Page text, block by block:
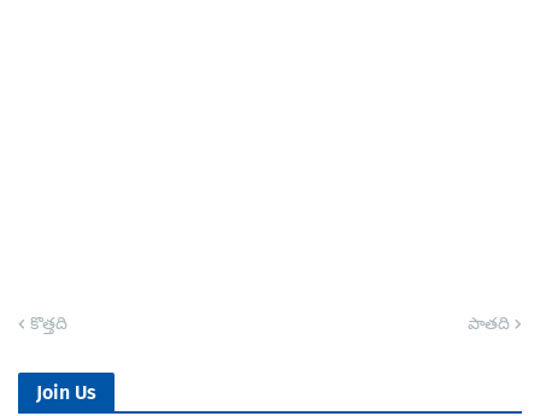
కొత్తది పాతది
Join Us